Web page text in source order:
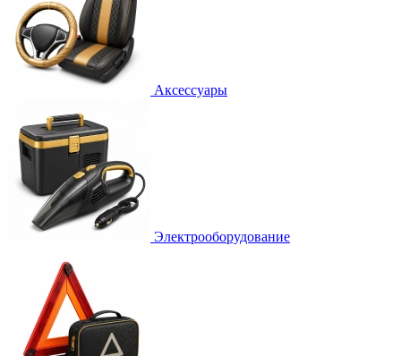
Аксессуары
Электрооборудование